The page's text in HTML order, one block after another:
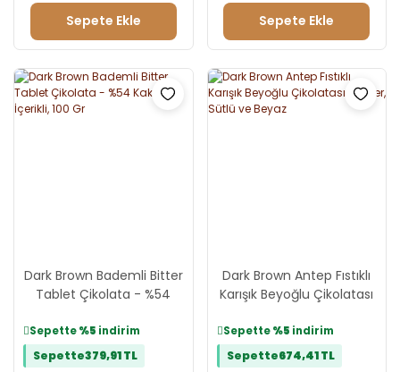
Sepete Ekle Sepete Ekle
Dark Brown Bademli Bitter
Tablet Çikolata - %54
Sepette%5 indirim
Sepette379,91 TL
Dark Brown Antep Fıstıklı
Karışık Beyoğlu Çikolatası
Sepette%5 indirim
Sepette674,41 TL